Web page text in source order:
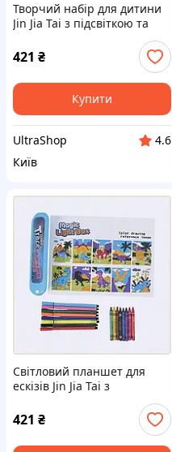
Творчий набір для дитини
Jin Jia Tai з підсвіткою та
421 ₴
Купити
UltraShop
4.6
Київ
Світловий планшет для
ескізів Jin Jia Tai з
кольоровими маркерами
K883EE3095
421 ₴